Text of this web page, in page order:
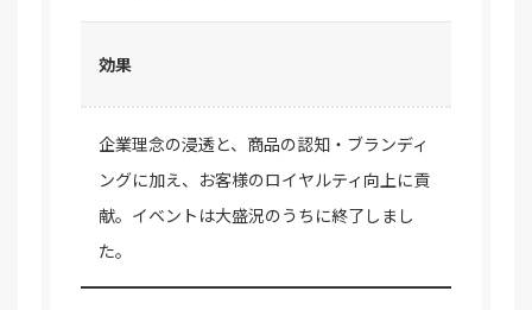
効果
企業理念の浸透と、商品の認知・ブランディ
ングに加え、お客様のロイヤルティ向上に貢
献。イベントは大盛況のうちに終了しまし
た。